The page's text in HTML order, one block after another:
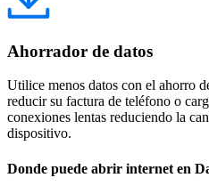
Ahorrador de datos
Utilice menos datos con el ahorro
reducir su factura de teléfono o
conexiones lentas reduciendo la
dispositivo.
Donde puede abrir internet en